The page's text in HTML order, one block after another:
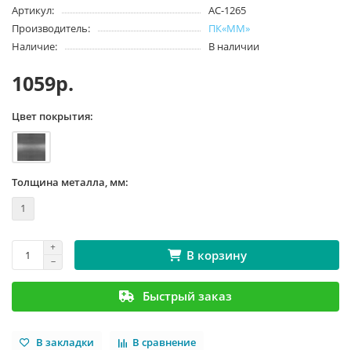
Артикул:
АС-1265
Производитель:
ПК«ММ»
Наличие:
В наличии
1059р.
Цвет покрытия:
Толщина металла, мм:
1
В корзину
Быстрый заказ
В закладки В сравнение